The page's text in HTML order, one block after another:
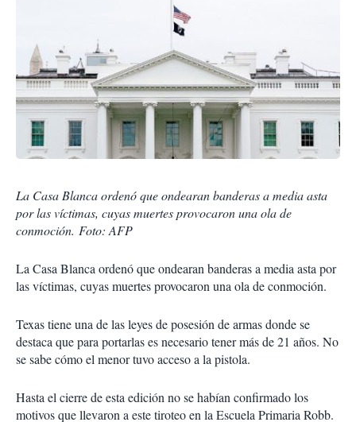
La Casa Blanca ordenó que ondearan banderas a media asta
por las víctimas, cuyas muertes provocaron una ola de
conmoción. Foto: AFP
La Casa Blanca ordenó que ondearan banderas a media asta por
las víctimas, cuyas muertes provocaron una ola de conmoción.
Texas tiene una de las le­yes de posesión de armas donde se
destaca que para portarlas es necesario tener más de 21 años. No
se sabe cómo el menor tuvo acceso a la pistola.
Hasta el cierre de esta edi­ción no se habían confirma­do los
motivos que llevaron a este tiroteo en la Escuela Pri­maria Robb.